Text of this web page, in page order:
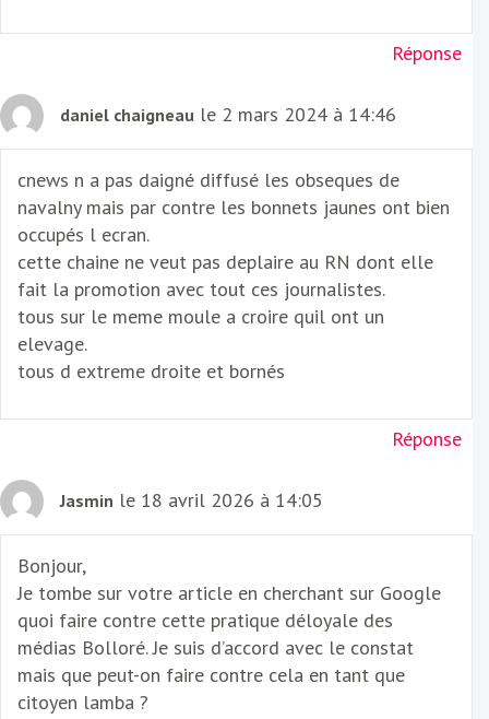
Réponse
daniel chaigneau le 2 mars 2024 à 14:46
cnews n a pas daigné diffusé les obseques de
navalny mais par contre les bonnets jaunes ont bien
occupés l ecran.
cette chaine ne veut pas deplaire au RN dont elle
fait la promotion avec tout ces journalistes.
tous sur le meme moule a croire quil ont un
elevage.
tous d extreme droite et bornés
Réponse
Jasmin le 18 avril 2026 à 14:05
Bonjour,
Je tombe sur votre article en cherchant sur Google
quoi faire contre cette pratique déloyale des
médias Bolloré. Je suis d’accord avec le constat
mais que peut-on faire contre cela en tant que
citoyen lamba ?